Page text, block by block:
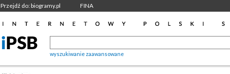
Przejdź do: biogramy.pl FINA
wyszukiwanie zaawansowane